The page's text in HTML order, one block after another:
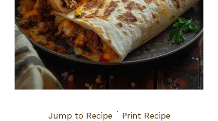
Jump to Recipe · Print Recipe